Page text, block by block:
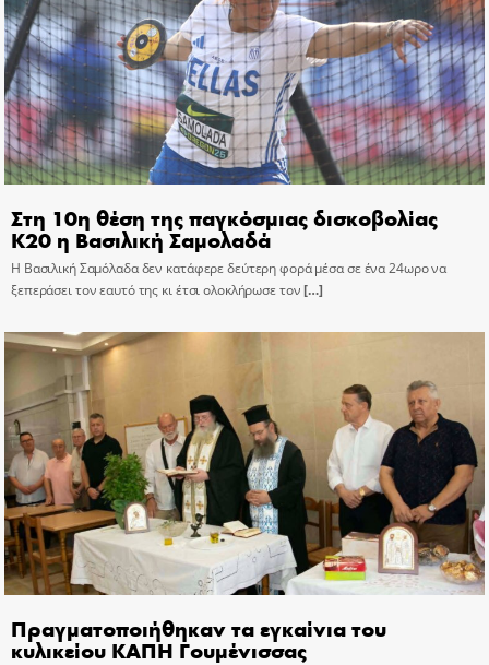
Στη 10η θέση της παγκόσμιας δισκοβολίας
Κ20 η Βασιλική Σαμολαδά
Η Βασιλική Σαμόλαδα δεν κατάφερε δεύτερη φορά μέσα σε ένα 24ωρο να
ξεπεράσει τον εαυτό της κι έτσι ολοκλήρωσε τον[…]
Πραγματοποιήθηκαν τα εγκαίνια του
κυλικείου ΚΑΠΗ Γουμένισσας